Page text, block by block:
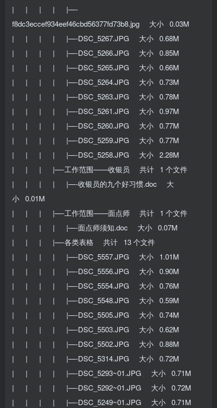
| | | | |—-
f8dc3eccef934eef46cbd56377fd73b8.jpg 大小 0.03M
| | | | |—-DSC_5267.JPG 大小 0.68M
| | | | |—-DSC_5266.JPG 大小 0.85M
| | | | |—-DSC_5265.JPG 大小 0.66M
| | | | |—-DSC_5264.JPG 大小 0.73M
| | | | |—-DSC_5263.JPG 大小 0.78M
| | | | |—-DSC_5261.JPG 大小 0.97M
| | | | |—-DSC_5260.JPG 大小 0.77M
| | | | |—-DSC_5259.JPG 大小 0.77M
| | | | |—-DSC_5258.JPG 大小 2.28M
| | | |—-工作范围——收银员 共计 1 个文件
| | | | |—-收银员的九个好习惯.doc 大
小 0.01M
| | | |—-工作范围——面点师 共计 1 个文件
| | | | |—-面点师须知.doc 大小 0.07M
| | | |—-各类表格 共计 13 个文件
| | | | |—-DSC_5557.JPG 大小 1.01M
| | | | |—-DSC_5556.JPG 大小 0.90M
| | | | |—-DSC_5554.JPG 大小 0.76M
| | | | |—-DSC_5548.JPG 大小 0.59M
| | | | |—-DSC_5505.JPG 大小 0.74M
| | | | |—-DSC_5503.JPG 大小 0.62M
| | | | |—-DSC_5502.JPG 大小 0.88M
| | | | |—-DSC_5314.JPG 大小 0.72M
| | | | |—-DSC_5293~01.JPG 大小 0.71M
| | | | |—-DSC_5292~01.JPG 大小 0.72M
| | | | |—-DSC_5249~01.JPG 大小 0.71M